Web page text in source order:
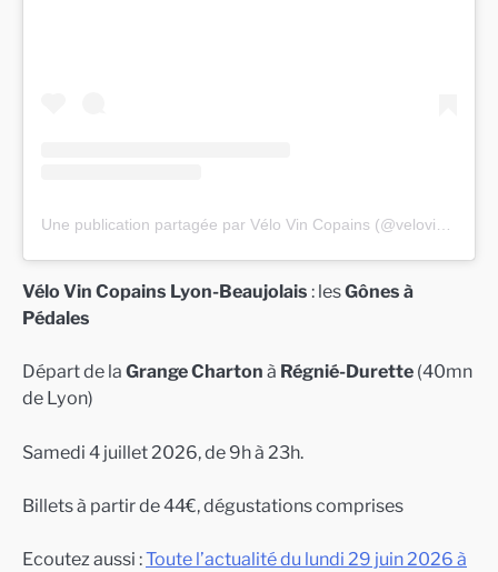
Une publication partagée par Vélo Vin Copains (@velovincopains)
Vélo Vin Copains Lyon-Beaujolais : lesGônes à
Pédales
Départ de la Grange Charton à Régnié-Durette (40mn
de Lyon)
Samedi 4 juillet 2026, de 9h à 23h.
Billets à partir de 44€, dégustations comprises
Ecoutez aussi :Toute l’actualité du lundi 29 juin 2026 à